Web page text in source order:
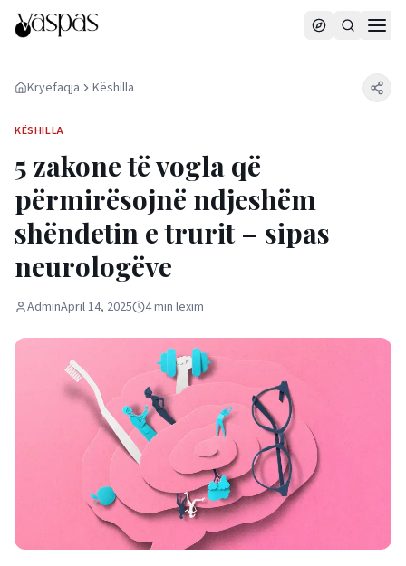
Kryefaqja Këshilla
KËSHILLA
5 zakone të vogla që
përmirësojnë ndjeshëm
shëndetin e trurit – sipas
neurologëve
AdminApril 14, 2025 4min lexim